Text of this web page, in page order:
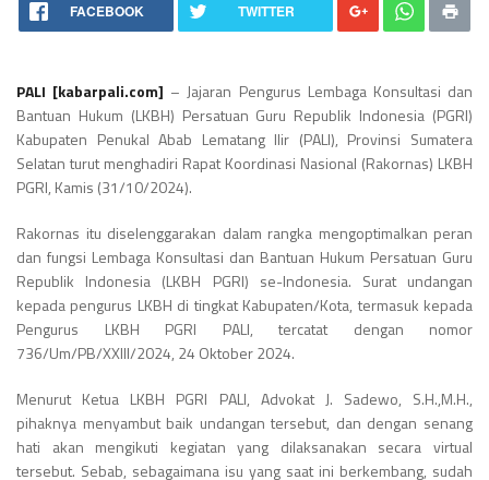
FACEBOOK TWITTER
PALI [kabarpali.com] – Jajaran Pengurus Lembaga Konsultasi dan
Bantuan Hukum (LKBH) Persatuan Guru Republik Indonesia (PGRI)
Kabupaten Penukal Abab Lematang Ilir (PALI), Provinsi Sumatera
Selatan turut menghadiri Rapat Koordinasi Nasional (Rakornas) LKBH
PGRI, Kamis (31/10/2024).
Rakornas itu diselenggarakan dalam rangka mengoptimalkan peran
dan fungsi Lembaga Konsultasi dan Bantuan Hukum Persatuan Guru
Republik Indonesia (LKBH PGRI) se-Indonesia. Surat undangan
kepada pengurus LKBH di tingkat Kabupaten/Kota, termasuk kepada
Pengurus LKBH PGRI PALI, tercatat dengan nomor
736/Um/PB/XXlll/2024, 24 Oktober 2024.
Menurut Ketua LKBH PGRI PALI, Advokat J. Sadewo, S.H.,M.H.,
pihaknya menyambut baik undangan tersebut, dan dengan senang
hati akan mengikuti kegiatan yang dilaksanakan secara virtual
tersebut. Sebab, sebagaimana isu yang saat ini berkembang, sudah